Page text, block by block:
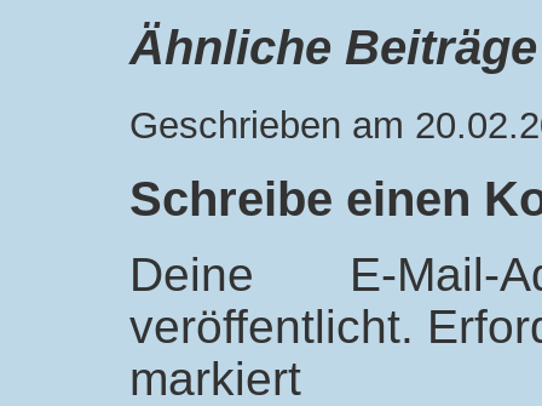
Ähnliche Beiträge
Geschrieben am
Schreibe einen
Deine E-
veröffentlicht.
markiert